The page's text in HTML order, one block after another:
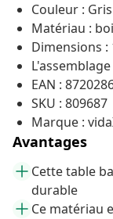
Couleur :
Matériau :
Dimensions :
EAN :
SKU : 809687
Marque :
Avantages
Cette table
durable
Ce matériau